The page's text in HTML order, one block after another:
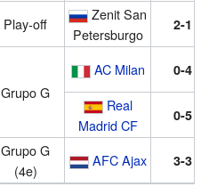
Play-off
Zenit San
Petersburgo
2-1
Grupo G
AC Milan 0-4
Real
Madrid CF
0-5
Grupo G
(4e)
AFC Ajax 3-3